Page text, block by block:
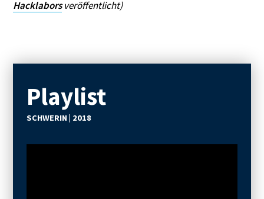
Hacklaborsveröffentlicht)
Playlist
SCHWERIN | 2018